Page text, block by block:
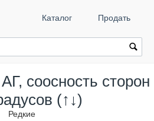
Каталог Продать
соосность сторон
(↑↓)
Редкие